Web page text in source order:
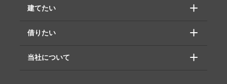
建てたい
借りたい
当社について